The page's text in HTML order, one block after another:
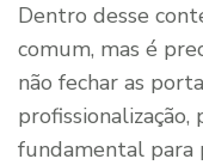
Dentro desse
comum, mas é
não fechar as
fundamental para